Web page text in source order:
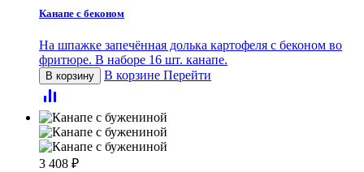
Канапе с беконом
На шпажке запечённая долька картофеля с беконом во
фритюре. В наборе 16 шт. канапе.
В корзину В корзине Перейти
3 408 ₽